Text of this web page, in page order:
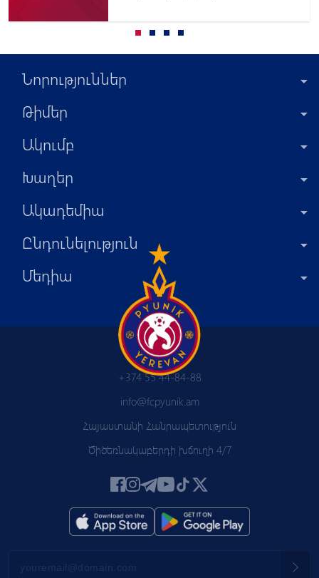
Նորություններ
Թիմեր
Ակումբ
Խաղեր
Ակադեմիա
Ընդունելություն
Մեդիա
+374 55 44-84-88
info@fcpyunik.am
Հայաստանի Հանրապետություն
Ծիծեռնակաբերդի խճուղի 4/7